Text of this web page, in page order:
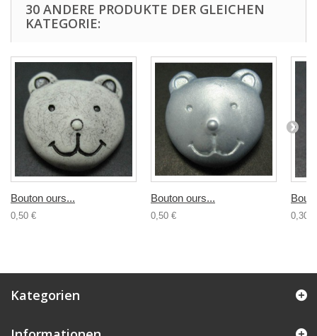
30 ANDERE PRODUKTE DER GLEICHEN
KATEGORIE:
Bouton ours...
0,50 €
Bouton ours...
0,50 € 0,30 €
Kategorien